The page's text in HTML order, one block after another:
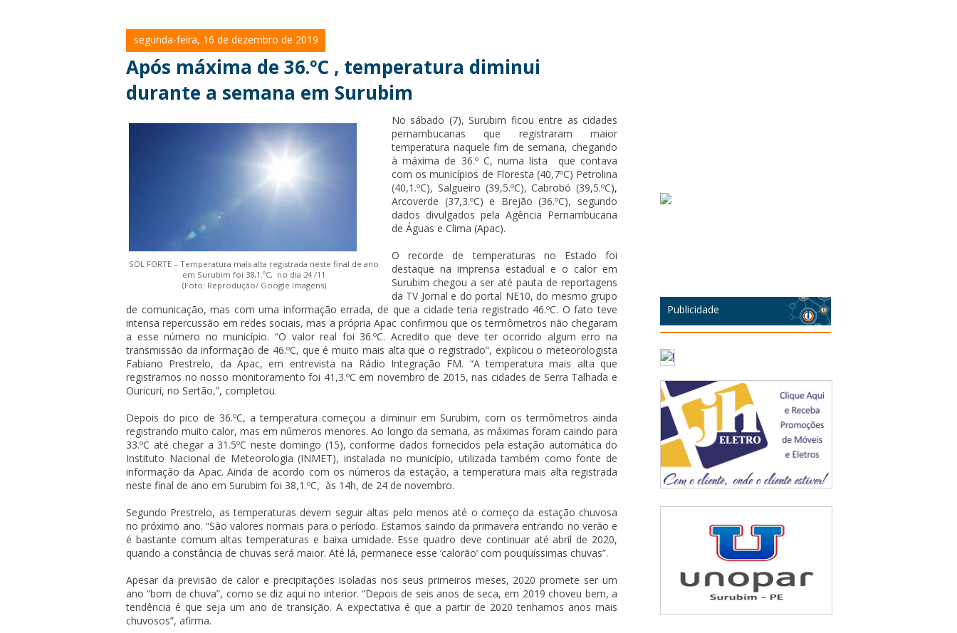
segunda-feira, 16 de dezembro de 2019
Após máxima de 36.ºC , temperatura diminui
durante a semana em Surubim
SOL FORTE – Temperatura mais alta registrada neste final de ano
em Surubim foi 38,1.ºC, no dia 24 /11
(Foto: Reprodução/ Google Imagens)
No sábado (7), Surubim ficou entre as cidades
pernambucanas que registraram maior
temperatura naquele fim de semana, chegando
à máxima de 36.º C, numa lista que contava
com os municípios de Floresta (40,7ºC) Petrolina
(40,1.ºC), Salgueiro (39,5.ºC), Cabrobó (39,5.ºC),
Arcoverde (37,3.ºC) e Brejão (36.ºC), segundo
dados divulgados pela Agência Pernambucana
de Águas e Clima (Apac).
O recorde de temperaturas no Estado foi
destaque na imprensa estadual e o calor em
Surubim chegou a ser até pauta de reportagens
da TV Jornal e do portal NE10, do mesmo grupo
de comunicação, mas com uma informação errada, de que a cidade teria registrado 46.ºC. O fato teve
intensa repercussão em redes sociais, mas a própria Apac confirmou que os termômetros não chegaram
a esse número no município. “O valor real foi 36.ºC. Acredito que deve ter ocorrido algum erro na
transmissão da informação de 46.ºC, que é muito mais alta que o registrado”, explicou o meteorologista
Fabiano Prestrelo, da Apac, em entrevista na Rádio Integração FM. “A temperatura mais alta que
registramos no nosso monitoramento foi 41,3.ºC em novembro de 2015, nas cidades de Serra Talhada e
Ouricuri, no Sertão,”, completou.
Depois do pico de 36.ºC, a temperatura começou a diminuir em Surubim, com os termômetros ainda
registrando muito calor, mas em números menores. Ao longo da semana, as máximas foram caindo para
33.ºC até chegar a 31.5ºC neste domingo (15), conforme dados fornecidos pela estação automática do
Instituto Nacional de Meteorologia (INMET), instalada no município, utilizada também como fonte de
informação da Apac. Ainda de acordo com os números da estação, a temperatura mais alta registrada
neste final de ano em Surubim foi 38,1.ºC, às 14h, de 24 de novembro.
Segundo Prestrelo, as temperaturas devem seguir altas pelo menos até o começo da estação chuvosa
no próximo ano. “São valores normais para o período. Estamos saindo da primavera entrando no verão e
é bastante comum altas temperaturas e baixa umidade. Esse quadro deve continuar até abril de 2020,
quando a constância de chuvas será maior. Até lá, permanece esse ‘calorão’ com pouquíssimas chuvas”.
Apesar da previsão de calor e precipitações isoladas nos seus primeiros meses, 2020 promete ser um
ano “bom de chuva”, como se diz aqui no interior. “Depois de seis anos de seca, em 2019 choveu bem, a
tendência é que seja um ano de transição. A expectativa é que a partir de 2020 tenhamos anos mais
chuvosos”, afirma.
Publicidade